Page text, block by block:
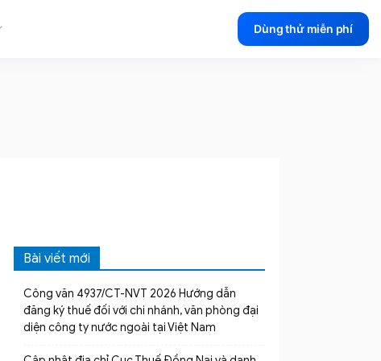
Dùng thử miễn phí
Bài viết mới
Công văn 4937/CT-NVT 2026 Hướng dẫn
đăng ký thuế đối với chi nhánh, văn phòng đại
diện công ty nước ngoài tại Việt Nam